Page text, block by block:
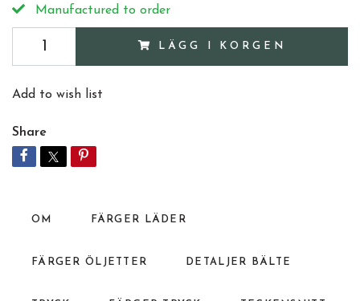
Manufactured to order
LÄGG I KORGEN
Add to wish list
Share
OM FÄRGER LÄDER
FÄRGER ÖLJETTER DETALJER BÄLTE